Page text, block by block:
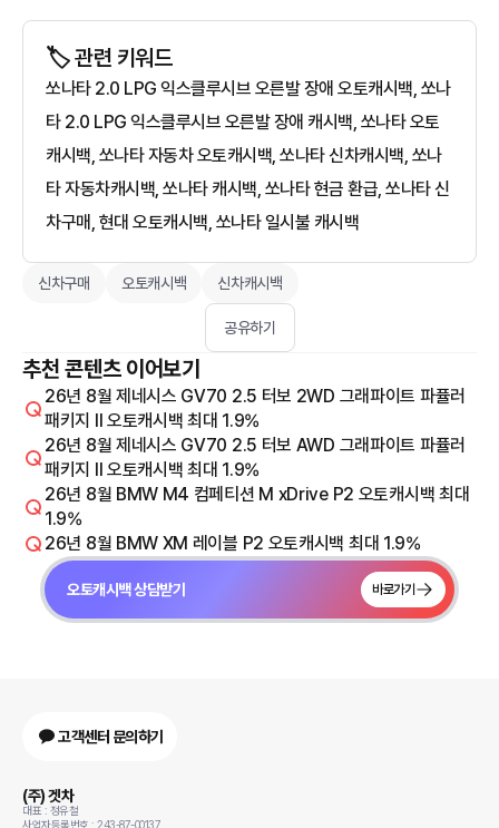
🏷️ 관련 키워드
쏘나타 2.0 LPG 익스클루시브 오른발 장애 오토캐시백, 쏘나
타 2.0 LPG 익스클루시브 오른발 장애 캐시백, 쏘나타 오토
캐시백, 쏘나타 자동차 오토캐시백, 쏘나타 신차캐시백, 쏘나
타 자동차캐시백, 쏘나타 캐시백, 쏘나타 현금 환급, 쏘나타 신
차구매, 현대 오토캐시백, 쏘나타 일시불 캐시백
신차구매 오토캐시백 신차캐시백
공유하기
추천 콘텐츠 이어보기
26년 8월 제네시스 GV70 2.5 터보 2WD 그래파이트 파퓰러
패키지 Il 오토캐시백 최대 1.9%
26년 8월 제네시스 GV70 2.5 터보 AWD 그래파이트 파퓰러
패키지 Il 오토캐시백 최대 1.9%
26년 8월 BMW M4 컴페티션 M xDrive P2 오토캐시백 최대
1.9%
26년 8월 BMW XM 레이블 P2 오토캐시백 최대 1.9%
오토캐시백 상담받기 바로가기
고객센터 문의하기
(주) 겟차
대표 : 정유철
사업자등록번호 : 243-87-00137